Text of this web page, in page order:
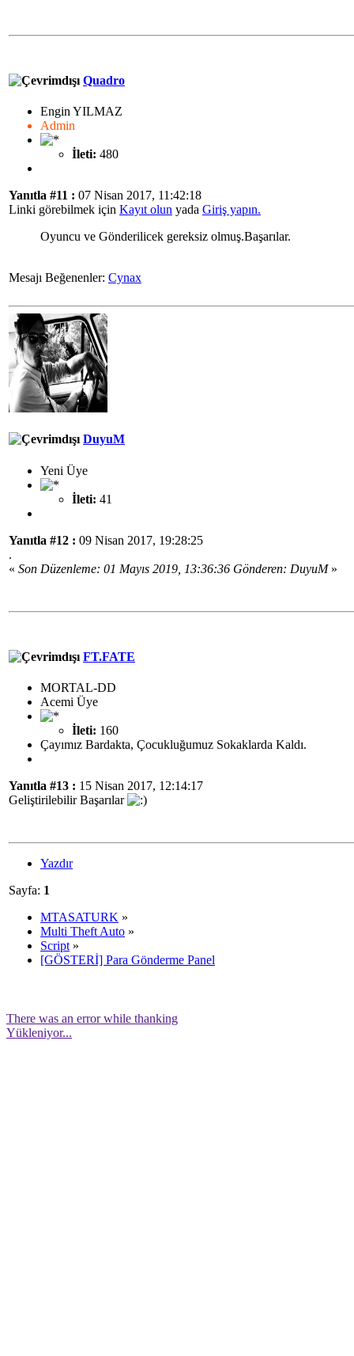
Quadro
Engin YILMAZ
Admin
İleti: 480
Yanıtla #11 : 07 Nisan 2017, 11:42:18
Linki görebilmek için Kayıt olun yada Giriş yapın.
Oyuncu ve Gönderilicek gereksiz olmuş.Başarılar.
Mesajı Beğenenler: Cynax
DuyuM
Yeni Üye
İleti: 41
Yanıtla #12 : 09 Nisan 2017, 19:28:25
.
« Son Düzenleme: 01 Mayıs 2019, 13:36:36 Gönderen: DuyuM»
FT.FATE
MORTAL-DD
Acemi Üye
İleti: 160
Çayımız Bardakta, Çocukluğumuz Sokaklarda Kaldı.
Yanıtla #13 : 15 Nisan 2017, 12:14:17
Geliştirilebilir Başarılar
Yazdır
Sayfa: 1
MTASATURK »
Multi Theft Auto »
Script »
[GÖSTERİ] Para Gönderme Panel
There was an error while thanking
Yükleniyor...